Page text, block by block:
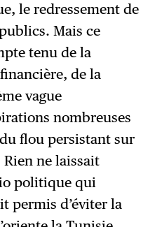
le redressement de
Mais ce
tenu de la
de la
vague
nombreuses
flou persistant sur
ne laissait
politique qui
permis d’éviter la